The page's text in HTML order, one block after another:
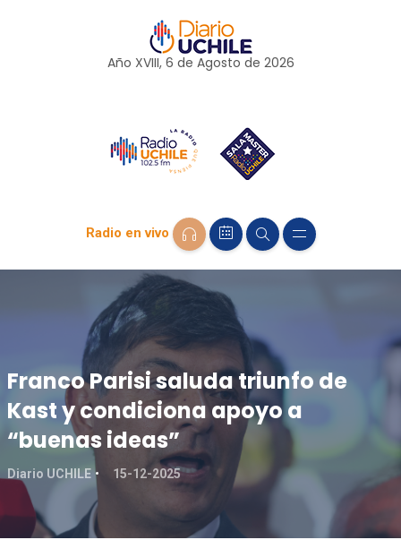
Año XVIII, 6 de Agosto de 2026
Radio en vivo
Franco Parisi saluda triunfo de
Kast y condiciona apoyo a
“buenas ideas”
Diario UCHILE 15-12-2025